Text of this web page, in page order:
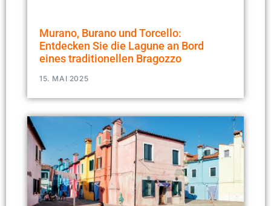
Murano, Burano und Torcello:
Entdecken Sie die Lagune an Bord
eines traditionellen Bragozzo
15. MAI 2025